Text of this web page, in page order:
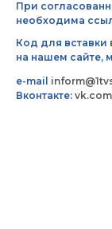
При
необходима
Код для вставки
на нашем сайте,
e-mail
Вконтакте: